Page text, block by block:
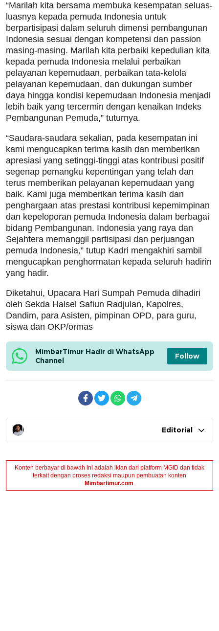
“Marilah kita bersama membuka kesempatan seluas-
luasnya kepada pemuda Indonesia untuk
berpartisipasi dalam seluruh dimensi pembangunan
Indonesia sesuai dengan kompetensi dan passion
masing-masing. Marilah kita perbaiki kepedulian kita
kepada pemuda Indonesia melalui perbaikan
pelayanan kepemudaan, perbaikan tata-kelola
pelayanan kepemudaan, dan dukungan sumber
daya hingga kondisi kepemudaan Indonesia menjadi
lebih baik yang tercermin dengan kenaikan Indeks
Pembangunan Pemuda,” tuturnya.
“Saudara-saudara sekalian, pada kesempatan ini
kami mengucapkan terima kasih dan memberikan
apresiasi yang setinggi-tinggi atas kontribusi positif
segenap pemangku kepentingan yang telah dan
terus memberikan pelayanan kepemudaan yang
baik. Kami juga memberikan terima kasih dan
penghargaan atas prestasi kontribusi kepemimpinan
dan kepeloporan pemuda Indonesia dalam berbagai
bidang Pembangunan. Indonesia yang raya dan
Sejahtera memanggil partisipasi dan perjuangan
pemuda Indonesia,” tutup Kadri mengakhiri sambil
mengucapkan penghormatan kepada seluruh hadirin
yang hadir.
Diketahui, Upacara Hari Sumpah Pemuda dihadiri
oleh Sekda Halsel Safiun Radjulan, Kapolres,
Dandim, para Asisten, pimpinan OPD, para guru,
siswa dan OKP/ormas
MimbarTimur Hadir di WhatsApp
Channel
Follow
Editorial
Konten berbayar di bawah ini adalah iklan dari platform MGID dan tidak
terkait dengan proses redaksi maupun pembuatan konten
Mimbartimur.com.